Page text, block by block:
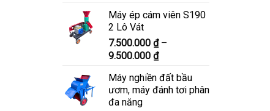
từ
đến
Máy ép cám viên S190
2 Lô Vát
7.500.000 ₫ –
9.500.000 ₫Khoảng
từ
7.500.000 ₫
Máy nghiền đất bầu
ươm, máy đánh tơi phân
đa năng